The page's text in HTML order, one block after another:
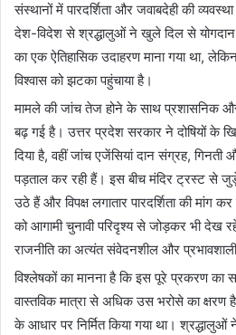
संस्थानों में पारदर्शिता और जवाबदेही की व्यवस्था
देश-विदेश से श्रद्धालुओं ने खुले दिल से योगदान
का एक ऐतिहासिक उदाहरण माना गया था,
विश्वास को झटका पहुंचाया है।
मामले की जांच तेज होने के साथ प्रशासनिक
बढ़ गई है। उत्तर प्रदेश सरकार ने दोषियों के
दिया है, वहीं जांच एजेंसियां दान संग्रह, गिनती
पड़ताल कर रही हैं। इस बीच मंदिर ट्रस्ट से
उठे हैं और विपक्ष लगातार पारदर्शिता की मांग
को आगामी चुनावी परिदृश्य से जोड़कर भी देख
राजनीति का अत्यंत संवेदनशील और प्रभावशाली
विश्लेषकों का मानना है कि इस पूरे प्रकरण का
वास्तविक मात्रा से अधिक उस भरोसे का क्षरण
के आधार पर निर्मित किया गया था।